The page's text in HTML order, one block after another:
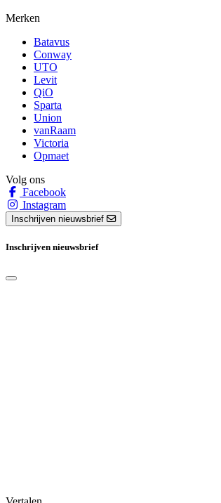
Merken
Batavus
Conway
UTO
Levit
QiO
Sparta
Union
vanRaam
Victoria
Opmaet
Volg ons
Facebook
Instagram
Inschrijven nieuwsbrief
Inschrijven nieuwsbrief